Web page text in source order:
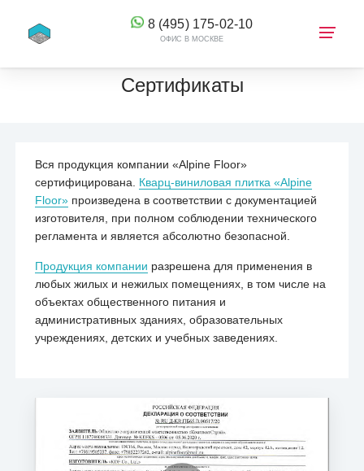
8 (495) 175-02-10
ОФИС В МОСКВЕ
Сертификаты
Вся продукция компании «Alpine Floor»
сертифицирована. Кварц-виниловая плитка «Alpine
Floor» произведена в соответствии с документацией
изготовителя, при полном соблюдении технического
регламента и является абсолютно безопасной.
Продукция компании разрешена для применения в
любых жилых и нежилых помещениях, в том числе на
объектах общественного питания и
административных зданиях, образовательных
учреждениях, детских и учебных заведениях.